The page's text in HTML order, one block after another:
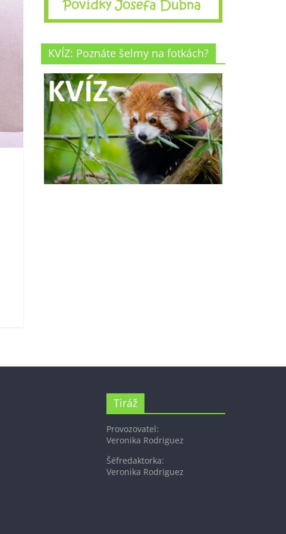
KVÍZ: Poznáte šelmy na fotkách?
Tiráž
Provozovatel:
Veronika Rodriguez
Šéfredaktorka:
Veronika Rodriguez